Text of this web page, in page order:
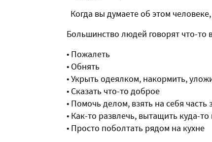
Когда вы думаете об этом
Большинство людей говорят что-то
• Пожалеть
• Обнять
• Укрыть одеялком, накормить,
• Сказать что-то доброе
• Помочь делом, взять на себя часть
• Как-то развлечь, вытащить куда-
• Просто поболтать рядом на кухне